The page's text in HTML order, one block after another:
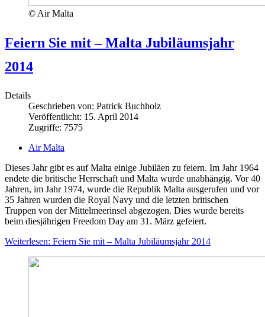
© Air Malta
Feiern Sie mit – Malta Jubiläumsjahr
2014
Details
Geschrieben von: Patrick Buchholz
Veröffentlicht: 15. April 2014
Zugriffe: 7575
Air Malta
Dieses Jahr gibt es auf Malta einige Jubiläen zu feiern. Im Jahr 1964
endete die britische Herrschaft und Malta wurde unabhängig. Vor 40
Jahren, im Jahr 1974, wurde die Republik Malta ausgerufen und vor
35 Jahren wurden die Royal Navy und die letzten britischen
Truppen von der Mittelmeerinsel abgezogen. Dies wurde bereits
beim diesjährigen Freedom Day am 31. März gefeiert.
Weiterlesen: Feiern Sie mit – Malta Jubiläumsjahr 2014